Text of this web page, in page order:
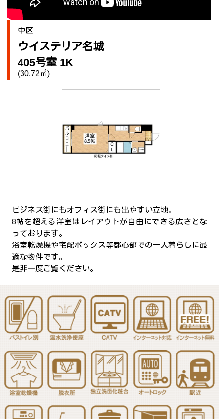
中区
ウイステリア名城
405号室 1K
(30.72㎡)
ビジネス街にもオフィス街にも出やすい立地。
8帖を超える洋室はレイアウトが自由にできる広さとな
っております。
浴室乾燥機や宅配ボックス等都心部での一人暮らしに最
適な物件です。
是非一度ご覧ください。